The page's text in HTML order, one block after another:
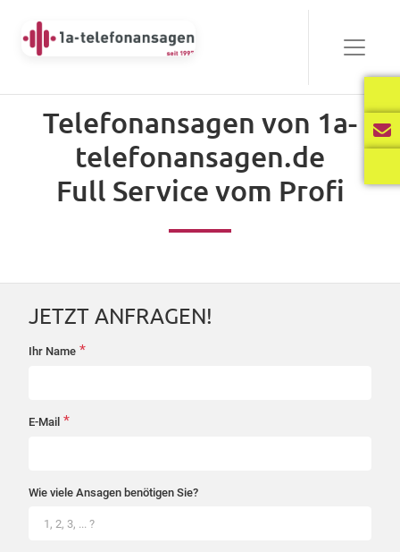
Bewährt
Player
00:00
Player
Telefonansagen von 1a-
telefonansagen.de
Full Service vom Profi
JETZT ANFRAGEN!
startseite-
Ihr Name *
E-Mail *
Wie viele Ansagen benötigen Sie?